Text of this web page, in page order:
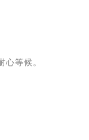
心等候。